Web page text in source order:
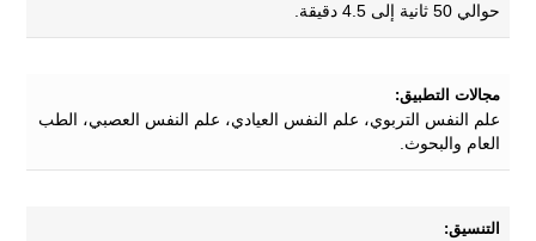
حوالي 50 ثانية إلى 4.5 دقيقة.
مجالات التطبيق:
علم النفس التربوي، علم النفس العيادي، علم النفس العصبي، الطب
العام والبحوث.
التنسيق: